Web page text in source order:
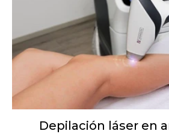
Depilación láser en